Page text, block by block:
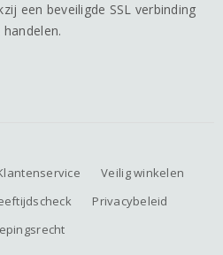
een beveiligde SSL verbinding
Veilig winkelen
Privacybeleid